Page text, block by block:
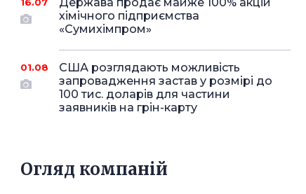
хімічного підприємства
«Сумихімпром»
01.08
США розглядають можливість
запровадження застав у розмірі до
100 тис. доларів для частини
заявників на грін-карту
Огляд компаній